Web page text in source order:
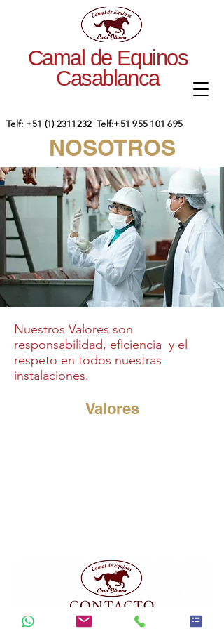
Camal de Equinos
Casablanca
​Telf: +51 (1) 2311232 Telf:+51 955 101 695
NOSOTROS
Nuestros Valores son
responsabilidad, eficiencia y el
respeto en todos nuestras
instalaciones.
Valores